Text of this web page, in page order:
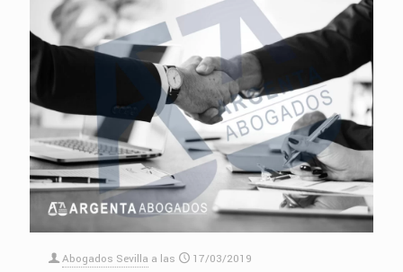
Abogados Sevilla a las 17/03/2019